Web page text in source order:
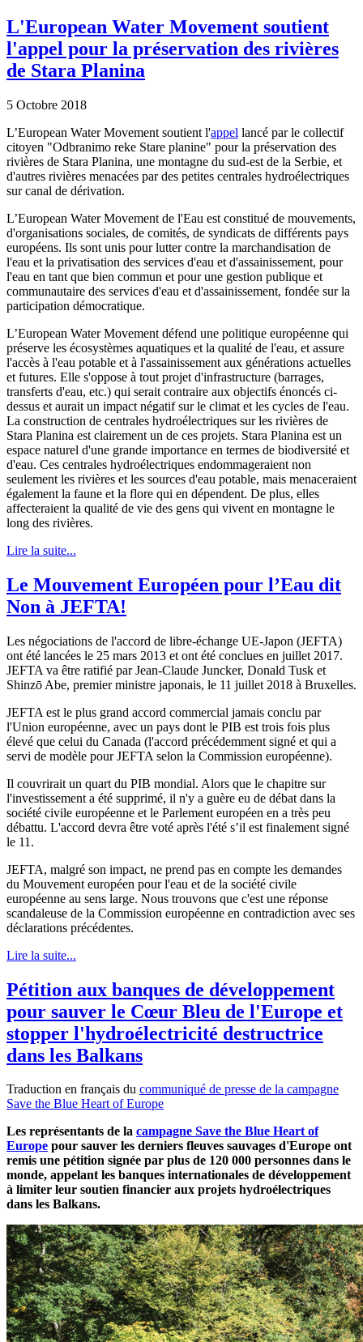
L'European Water Movement soutient
l'appel pour la préservation des rivières
de Stara Planina
5 Octobre 2018
L’European Water Movement soutient l'appel lancé par le collectif
citoyen "Odbranimo reke Stare planine" pour la préservation des
rivières de Stara Planina, une montagne du sud-est de la Serbie, et
d'autres rivières menacées par des petites centrales hydroélectriques
sur canal de dérivation.
L’European Water Movement de l'Eau est constitué de mouvements,
d'organisations sociales, de comités, de syndicats de différents pays
européens. Ils sont unis pour lutter contre la marchandisation de
l'eau et la privatisation des services d'eau et d'assainissement, pour
l'eau en tant que bien commun et pour une gestion publique et
communautaire des services d'eau et d'assainissement, fondée sur la
participation démocratique.
L’European Water Movement défend une politique européenne qui
préserve les écosystèmes aquatiques et la qualité de l'eau, et assure
l'accès à l'eau potable et à l'assainissement aux générations actuelles
et futures. Elle s'oppose à tout projet d'infrastructure (barrages,
transferts d'eau, etc.) qui serait contraire aux objectifs énoncés ci-
dessus et aurait un impact négatif sur le climat et les cycles de l'eau.
La construction de centrales hydroélectriques sur les rivières de
Stara Planina est clairement un de ces projets. Stara Planina est un
espace naturel d'une grande importance en termes de biodiversité et
d'eau. Ces centrales hydroélectriques endommageraient non
seulement les rivières et les sources d'eau potable, mais menaceraient
également la faune et la flore qui en dépendent. De plus, elles
affecteraient la qualité de vie des gens qui vivent en montagne le
long des rivières.
Lire la suite...
Le Mouvement Européen pour l’Eau dit
Non à JEFTA!
Les négociations de l'accord de libre-échange UE-Japon (JEFTA)
ont été lancées le 25 mars 2013 et ont été conclues en juillet 2017.
JEFTA va être ratifié par Jean-Claude Juncker, Donald Tusk et
Shinzō Abe, premier ministre japonais, le 11 juillet 2018 à Bruxelles.
JEFTA est le plus grand accord commercial jamais conclu par
l'Union européenne, avec un pays dont le PIB est trois fois plus
élevé que celui du Canada (l'accord précédemment signé et qui a
servi de modèle pour JEFTA selon la Commission européenne).
Il couvrirait un quart du PIB mondial. Alors que le chapitre sur
l'investissement a été supprimé, il n'y a guère eu de débat dans la
société civile européenne et le Parlement européen en a très peu
débattu. L'accord devra être voté après l'été s’il est finalement signé
le 11.
JEFTA, malgré son impact, ne prend pas en compte les demandes
du Mouvement européen pour l'eau et de la société civile
européenne au sens large. Nous trouvons que c'est une réponse
scandaleuse de la Commission européenne en contradiction avec ses
déclarations précédentes.
Lire la suite...
Pétition aux banques de développement
pour sauver le Cœur Bleu de l'Europe et
stopper l'hydroélectricité destructrice
dans les Balkans
Traduction en français du communiqué de presse de la campagne
Save the Blue Heart of Europe
Les représentants de la campagne Save the Blue Heart of
Europe pour sauver les derniers fleuves sauvages d'Europe ont
remis une pétition signée par plus de 120 000 personnes dans le
monde, appelant les banques internationales de développement
à limiter leur soutien financier aux projets hydroélectriques
dans les Balkans.